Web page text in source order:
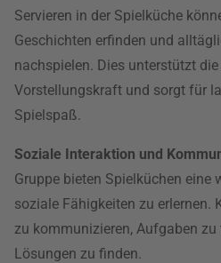
Servieren in der Spielküche
Geschichten erfinden und
nachspielen. Dies unterstützt
Vorstellungskraft und sorgt für
Spielspaß.
Soziale Interaktion und
Gruppe bieten Spielküchen eine
soziale Fähigkeiten zu erlernen.
zu kommunizieren, Aufgaben
Lösungen zu finden.